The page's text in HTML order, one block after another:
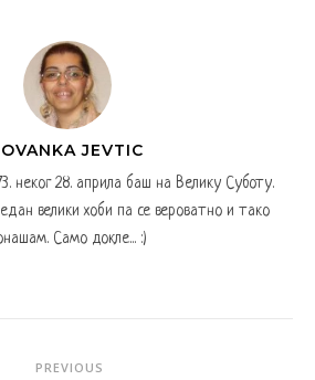
JEVTIC
неког 28. априла баш на Велику Суботу.
велики хоби па се вероватно и тако
Само докле... :)
PREVIOUS